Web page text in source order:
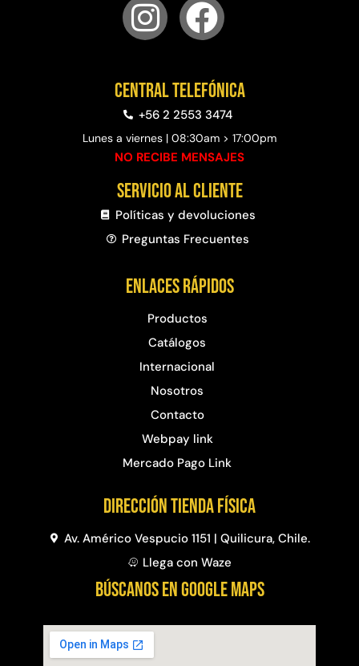
Central telefónica
+56 2 2553 3474
Lunes a viernes | 08:30am > 17:00pm
NO RECIBE MENSAJES
Servicio al cliente
Políticas y devoluciones
Preguntas Frecuentes​
Enlaces rápidos
Productos
Catálogos
Internacional
Nosotros
Contacto
Webpay link
Mercado Pago Link
Dirección Tienda física
Av. Américo Vespucio 1151 | Quilicura, Chile.
Llega con Waze
BÚSCANOS EN GOOGLE MAPS